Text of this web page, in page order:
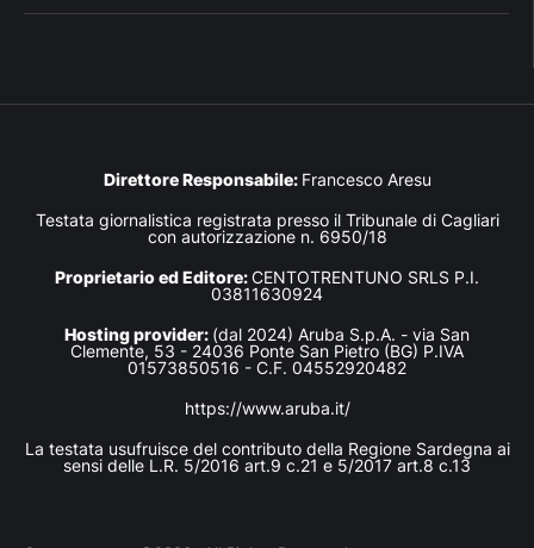
Direttore Responsabile: Francesco Aresu
Testata giornalistica registrata presso il Tribunale di Cagliari
con autorizzazione n. 6950/18
Proprietario ed Editore:CENTOTRENTUNO SRLS P.I.
03811630924
Hosting provider: (dal 2024) Aruba S.p.A. - via San
Clemente, 53 - 24036 Ponte San Pietro (BG) P.IVA
01573850516 - C.F. 04552920482
https://www.aruba.it/
La testata usufruisce del contributo della Regione Sardegna ai
sensi delle L.R. 5/2016 art.9 c.21 e 5/2017 art.8 c.13